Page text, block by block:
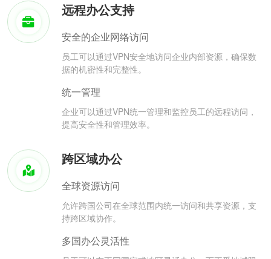
远程办公支持
安全的企业网络访问
员工可以通过VPN安全地访问企业内部资源，确保数
据的机密性和完整性。
统一管理
企业可以通过VPN统一管理和监控员工的远程访问，
提高安全性和管理效率。
跨区域办公
全球资源访问
允许跨国公司在全球范围内统一访问和共享资源，支
持跨区域协作。
多国办公灵活性